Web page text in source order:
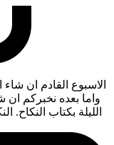
الاسبوع القادم ان
واما بعده نخبركم ان
الليلة بكتاب